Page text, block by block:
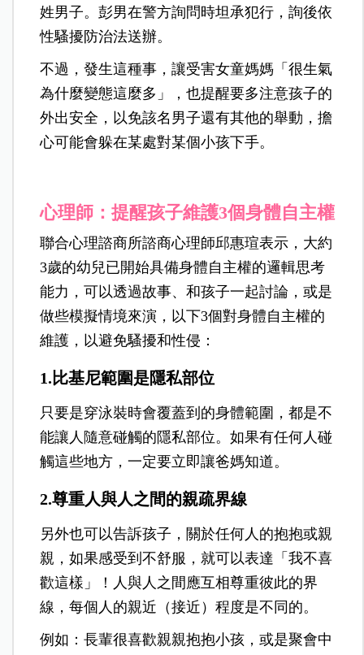
姓男子。彭男在警方詢問時坦承犯行，詢後依
性騷擾防治法送辦。
不過，發生這種事，讓受害女童媽媽「很生氣
為什麼變態這麼多」，也提醒要多注意孩子的
外出安全，以免該名男子還有其他的舉動，擔
心可能會躲在某處對某個小孩下手。
心理師：提醒孩子維護3個身體自主權
聯合心理諮商所諮商心理師邱惠瑄表示，大約
3歲的幼兒已開始具備身體自主權的邏輯思考
能力，可以透過故事、和孩子一起討論，或是
做些模擬情境來演，以下3個對身體自主權的
維護，以避免騷擾和性侵：
1.比基尼範圍是隱私部位
只要是穿泳裝時會覆蓋到的身體範圍，都是不
能讓人隨意碰觸的隱私部位。如果有任何人碰
觸這些地方，一定要立即讓爸媽知道。
2.尊重人與人之間的親疏界線
另外也可以告訴孩子，關於任何人的抱抱或親
親，如果感受到不舒服，就可以表達「我不喜
歡這樣」！人與人之間應互相尊重彼此的界
線，每個人的親近（接近）程度是不同的。
例如：長輩很喜歡親親抱抱小孩，或是聚會中